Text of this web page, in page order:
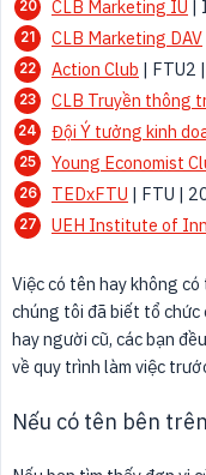
CLB Marketing IU |
CLB Marketing DAV
Action Club | FTU2
CLB Truyền thông
Đội Ý tưởng kinh
Young Economist
TEDxFTU | FTU |
UEH Institute of
Việc có tên hay không
chúng tôi đã biết tổ chức
hay người cũ, các bạn
về quy trình làm việc
Nếu có tên bên trên